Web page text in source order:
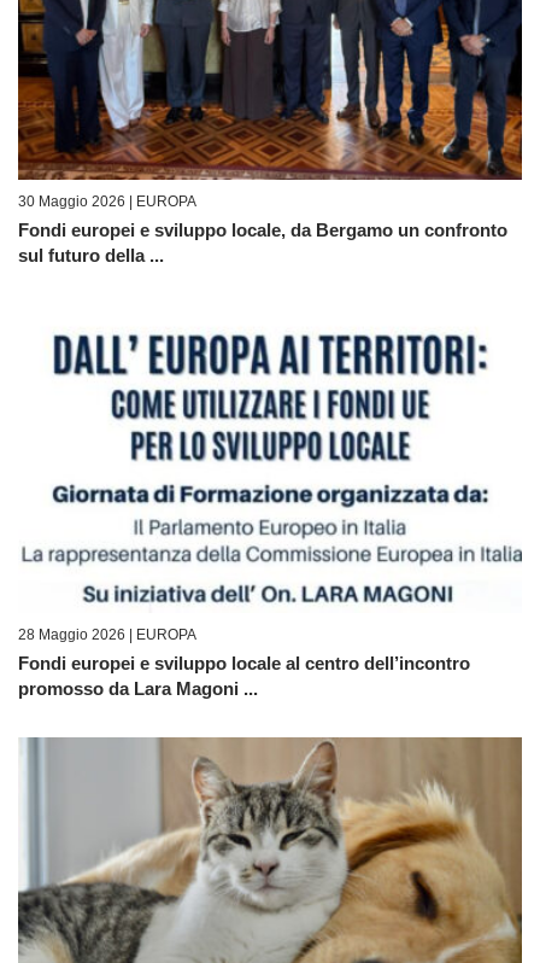
30 Maggio 2026 | EUROPA
Fondi europei e sviluppo locale, da Bergamo un confronto
sul futuro della ...
28 Maggio 2026 | EUROPA
Fondi europei e sviluppo locale al centro dell’incontro
promosso da Lara Magoni ...